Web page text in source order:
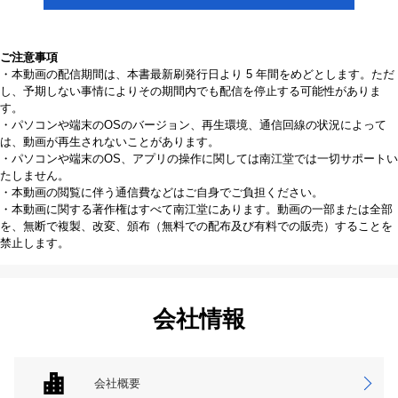
ご注意事項
・本動画の配信期間は、本書最新刷発行日より 5 年間をめどとします。ただ
し、予期しない事情によりその期間内でも配信を停止する可能性がありま
す。
・パソコンや端末のOSのバージョン、再生環境、通信回線の状況によって
は、動画が再生されないことがあります。
・パソコンや端末のOS、アプリの操作に関しては南江堂では一切サポートい
たしません。
・本動画の閲覧に伴う通信費などはご自身でご負担ください。
・本動画に関する著作権はすべて南江堂にあります。動画の一部または全部
を、無断で複製、改変、頒布（無料での配布及び有料での販売）することを
禁止します。
会社情報
会社概要